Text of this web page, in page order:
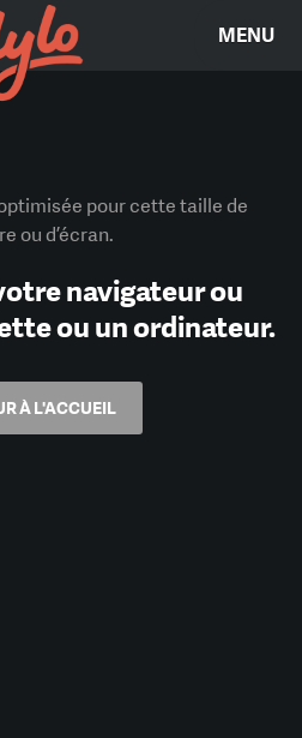
MENU
pour cette taille de
ou d’écran.
navigateur ou
ou un ordinateur.
À L'ACCUEIL